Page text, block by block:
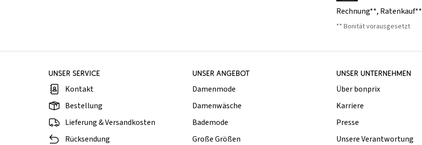
Rechnung**, Ratenkauf**
** Bonität vorausgesetzt
UNSER SERVICE
Kontakt
Bestellung
Lieferung & Versandkosten
Rücksendung
UNSER ANGEBOT
Damenmode
Damenwäsche
Bademode
Große Größen
UNSER UNTERNEHMEN
Über bonprix
Karriere
Presse
Unsere Verantwortung